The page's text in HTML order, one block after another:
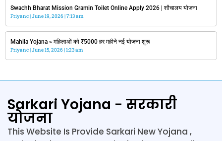
Swachh Bharat Mission Gramin Toilet Online Apply 2026 | शौचालय योजना
Priyanc June 19, 2026 7:13 am
Mahila Yojana » महिलाओं को ₹5000 हर महीने नई योजना शुरू
Priyanc June 15, 2026 1:23 am
Sarkari Yojana - सरकारी
योजना
This Website Is Provide Sarkari New Yojana ,